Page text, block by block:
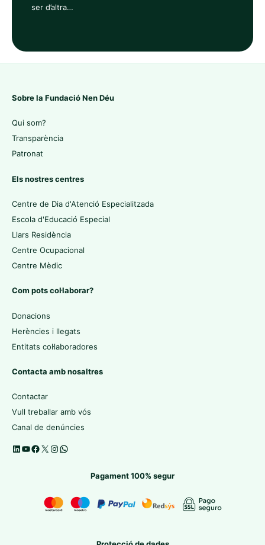
ser d’altra…
Sobre la Fundació Nen Déu
Qui som?
Transparència
Patronat
Els nostres centres
Centre de Dia d'Atenció Especialitzada
Escola d'Educació Especial
Llars Residència
Centre Ocupacional
Centre Mèdic
Com pots col·laborar?
Donacions
Herències i llegats
Entitats col·laboradores
Contacta amb nosaltres
Contactar
Vull treballar amb vós
Canal de denúncies
Pagament 100% segur